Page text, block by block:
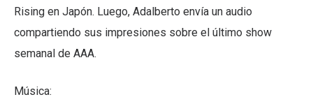
Rising en Japón. Luego, Adalberto envía un audio
compartiendo sus impresiones sobre el último show
semanal de AAA.
Música: